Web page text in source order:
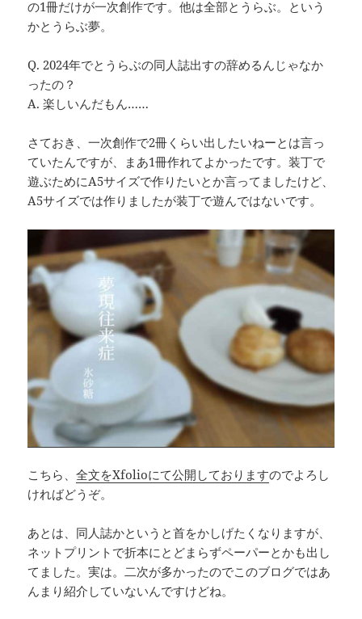
の1冊だけが一次創作です。他は全部とうらぶ。という
かとうらぶ夢。
Q. 2024年でとうらぶの同人誌出すの辞めるんじゃなか
ったの？
A. 楽しいんだもん……
さておき、一次創作で2冊くらい出したいねーとは言っ
ていたんですが、まあ1冊作れてよかったです。装丁で
遊ぶためにA5サイズで作りたいとか言ってましたけど、
A5サイズでは作りましたが装丁で遊んではないです。
こちら、全文をXfolioにて公開しておりますのでよろし
ければどうぞ。
あとは、同人誌かというと首をかしげたくなりますが、
ネットプリントで折本にとどまらずペーパーとかも出し
てました。実は。二次が多かったのでこのブログではあ
んまり紹介していないんですけどね。